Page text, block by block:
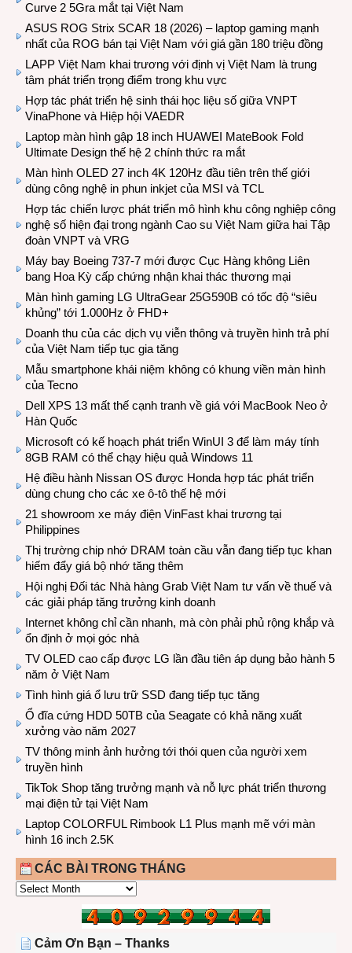
Curve 2 5Gra mắt tại Việt Nam
ASUS ROG Strix SCAR 18 (2026) – laptop gaming mạnh
nhất của ROG bán tại Việt Nam với giá gần 180 triệu đồng
LAPP Việt Nam khai trương với định vị Việt Nam là trung
tâm phát triển trọng điểm trong khu vực
Hợp tác phát triển hệ sinh thái học liệu số giữa VNPT
VinaPhone và Hiệp hội VAEDR
Laptop màn hình gập 18 inch HUAWEI MateBook Fold
Ultimate Design thế hệ 2 chính thức ra mắt
Màn hình OLED 27 inch 4K 120Hz đầu tiên trên thế giới
dùng công nghệ in phun inkjet của MSI và TCL
Hợp tác chiến lược phát triển mô hình khu công nghiệp công
nghệ số hiện đại trong ngành Cao su Việt Nam giữa hai Tập
đoàn VNPT và VRG
Máy bay Boeing 737-7 mới được Cục Hàng không Liên
bang Hoa Kỳ cấp chứng nhận khai thác thương mại
Màn hình gaming LG UltraGear 25G590B có tốc độ “siêu
khủng” tới 1.000Hz ở FHD+
Doanh thu của các dịch vụ viễn thông và truyền hình trả phí
của Việt Nam tiếp tục gia tăng
Mẫu smartphone khái niệm không có khung viền màn hình
của Tecno
Dell XPS 13 mất thế cạnh tranh về giá với MacBook Neo ở
Hàn Quốc
Microsoft có kế hoạch phát triển WinUI 3 để làm máy tính
8GB RAM có thể chạy hiệu quả Windows 11
Hệ điều hành Nissan OS được Honda hợp tác phát triển
dùng chung cho các xe ô-tô thế hệ mới
21 showroom xe máy điện VinFast khai trương tại
Philippines
Thị trường chip nhớ DRAM toàn cầu vẫn đang tiếp tục khan
hiếm đẩy giá bộ nhớ tăng thêm
Hội nghị Đối tác Nhà hàng Grab Việt Nam tư vấn về thuế và
các giải pháp tăng trưởng kinh doanh
Internet không chỉ cần nhanh, mà còn phải phủ rộng khắp và
ổn định ở mọi góc nhà
TV OLED cao cấp được LG lần đầu tiên áp dụng bảo hành 5
năm ở Việt Nam
Tình hình giá ổ lưu trữ SSD đang tiếp tục tăng
Ổ đĩa cứng HDD 50TB của Seagate có khả năng xuất
xưởng vào năm 2027
TV thông minh ảnh hưởng tới thói quen của người xem
truyền hình
TikTok Shop tăng trưởng mạnh và nỗ lực phát triển thương
mại điện tử tại Việt Nam
Laptop COLORFUL Rimbook L1 Plus mạnh mẽ với màn
hình 16 inch 2.5K
CÁC BÀI TRONG THÁNG
CÁC
THÁNG
Cảm Ơn Bạn – Thanks